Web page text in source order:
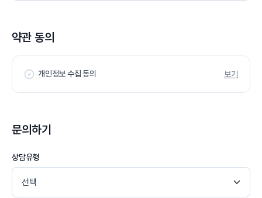
약관 동의
개인정보 수집 동의 보기
문의하기
상담유형